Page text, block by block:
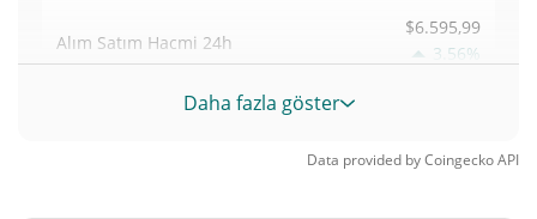
Alım Satım Hacmi 24h
$6.595,99
3.56%
Hacim / Piyasa Değeri
Daha fazla göster
Data provided byCoingeckoAPI